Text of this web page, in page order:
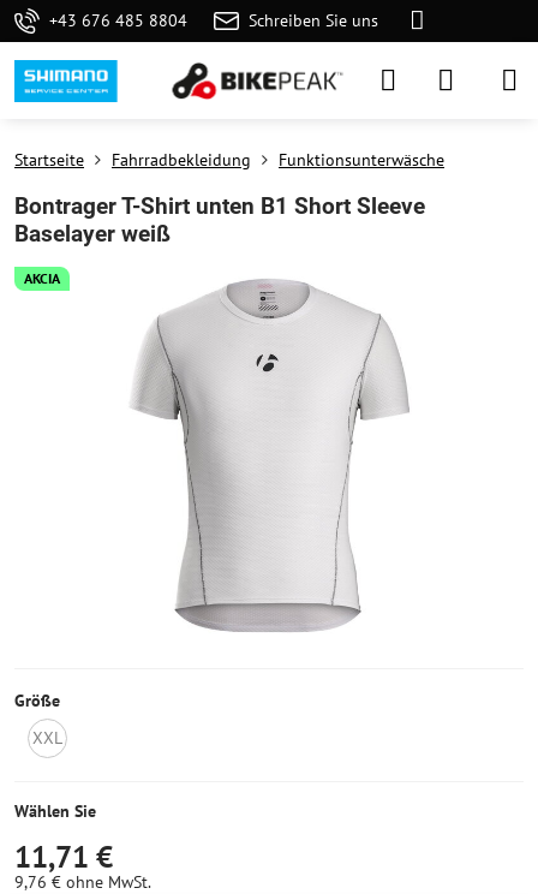
+43 676 485 8804 Schreiben Sie uns
AKCIA
Startseite Fahrradbekleidung Funktionsunterwäsche
Bontrager T-Shirt unten B1 Short Sleeve
Baselayer weiß
Größe
XXL
Lager
Wählen Sie
11,71 €
9,76 € ohne MwSt.